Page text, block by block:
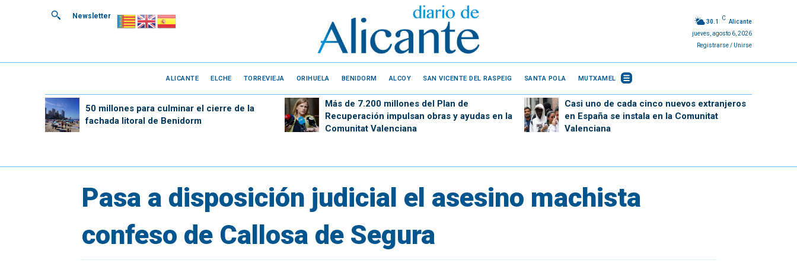
Newsletter
30.1
C
Alicante
jueves, agosto 6, 2026
Registrarse / Unirse
ALICANTE ELCHE TORREVIEJA ORIHUELA BENIDORM ALCOY SAN VICENTE DEL RASPEIG SANTA POLA MUTXAMEL
50 millones para culminar el cierre de la
fachada litoral de Benidorm
Más de 7.200 millones del Plan de
Recuperación impulsan obras y ayudas en la
Comunitat Valenciana
Casi uno de cada cinco nuevos extranjeros
en España se instala en la Comunitat
Valenciana
Pasa a disposición judicial el asesino machista
confeso de Callosa de Segura